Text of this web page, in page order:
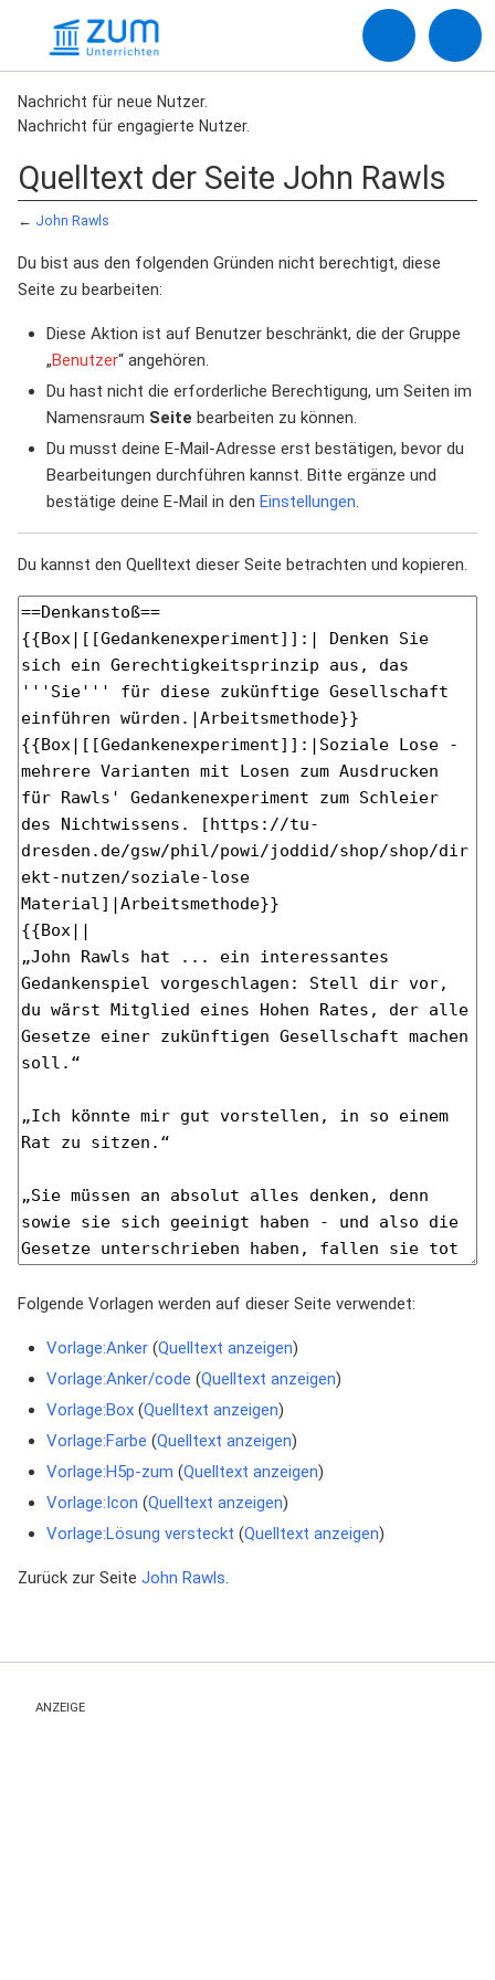
Nachricht für neue Nutzer.
Nachricht für engagierte Nutzer.
Quelltext der Seite John Rawls
← John Rawls
Du bist aus den folgenden Gründen nicht berechtigt, diese
Seite zu bearbeiten:
Diese Aktion ist auf Benutzer beschränkt, die der Gruppe
„Benutzer“ angehören.
Du hast nicht die erforderliche Berechtigung, um Seiten im
Namensraum Seite bearbeiten zu können.
Du musst deine E-Mail-Adresse erst bestätigen, bevor du
Bearbeitungen durchführen kannst. Bitte ergänze und
bestätige deine E-Mail in den Einstellungen.
Du kannst den Quelltext dieser Seite betrachten und kopieren.
Folgende Vorlagen werden auf dieser Seite verwendet:
Vorlage:Anker(Quelltext anzeigen)
Vorlage:Anker/code (Quelltext anzeigen)
Vorlage:Box(Quelltext anzeigen)
Vorlage:Farbe (Quelltext anzeigen)
Vorlage:H5p-zum (Quelltext anzeigen)
Vorlage:Icon (Quelltext anzeigen)
Vorlage:Lösung versteckt (Quelltext anzeigen)
Zurück zur Seite John Rawls.
ANZEIGE